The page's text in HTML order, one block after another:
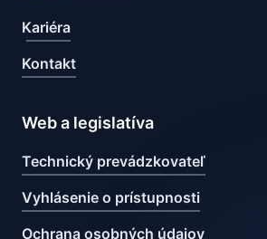
Kariéra
Kontakt
Web a legislatíva
Technický prevádzkovateľ
Vyhlásenie o prístupnosti
Ochrana osobných údajov